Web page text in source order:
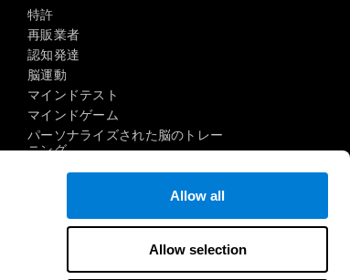
Allow all
Allow selection
特許
再販業者
認知発達
脳運動
マインドテスト
マインドゲーム
パーソナライズされた脳のトレー
ニング
マインドゲーム
才能ある子供たち
IQテスト